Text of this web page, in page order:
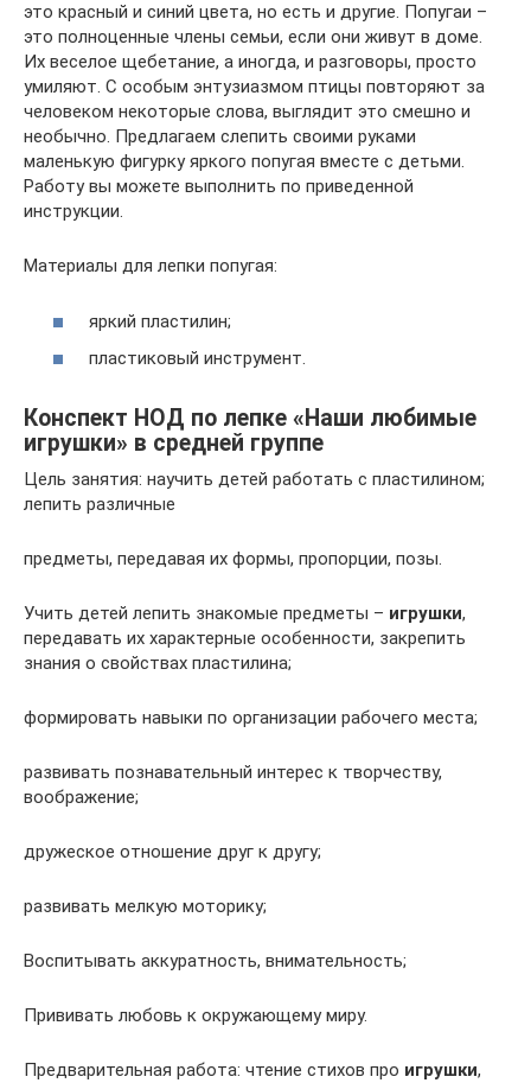
это красный и синий цвета, но есть и другие. Попугаи –
это полноценные члены семьи, если они живут в доме.
Их веселое щебетание, а иногда, и разговоры, просто
умиляют. С особым энтузиазмом птицы повторяют за
человеком некоторые слова, выглядит это смешно и
необычно. Предлагаем слепить своими руками
маленькую фигурку яркого попугая вместе с детьми.
Работу вы можете выполнить по приведенной
инструкции.
Материалы для лепки попугая:
яркий пластилин;
пластиковый инструмент.
Конспект НОД по лепке «Наши любимые
игрушки» в средней группе
Цель занятия: научить детей работать с пластилином;
лепить различные
предметы, передавая их формы, пропорции, позы.
Учить детей лепить знакомые предметы – игрушки,
передавать их характерные особенности, закрепить
знания о свойствах пластилина;
формировать навыки по организации рабочего места;
развивать познавательный интерес к творчеству,
воображение;
дружеское отношение друг к другу;
развивать мелкую моторику;
Воспитывать аккуратность, внимательность;
Прививать любовь к окружающему миру.
Предварительная работа: чтение стихов про игрушки,